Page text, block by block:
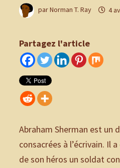
parNorman T. Ray 4
Partagez l'article
Abraham Sherman est un
consacrées à l’écrivain.
de son héros un soldat